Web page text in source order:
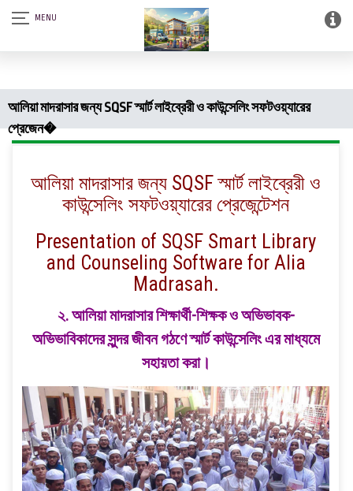
আস-সালামু আলাইকুম। SQSF-কাউন্সেলিং সেন্টার এন্ড স্মার্ট লাইব্রেরী (আত্নশুদ্ধির
সফটওয়্যার)।
আলিয়া মাদরাসার জন্য SQSF স্মার্ট লাইব্রেরী ও কাউন্সেলিং সফটওয়্যারের
প্রেজেন�
আলিয়া মাদরাসার জন্য SQSF স্মার্ট লাইব্রেরী ও
কাউন্সেলিং সফটওয়্যারের প্রেজেন্টেশন
Presentation of SQSF Smart Library
and Counseling Software for Alia
Madrasah.
২. আলিয়া মাদরাসার শিক্ষার্থী-শিক্ষক ও অভিভাবক-
অভিভাবিকাদের সুন্দর জীবন গঠণে স্মার্ট কাউন্সেলিং এর মাধ্যমে
সহায়তা করা।